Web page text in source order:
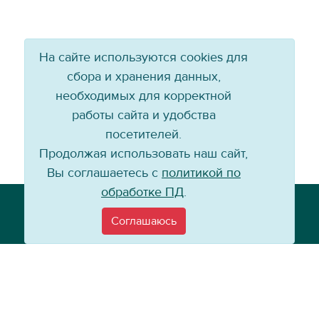
Email:info@baikal-energy.ru
На сайте используются cookies для
сбора и хранения данных,
необходимых для корректной
работы сайта и удобства
посетителей.
Продолжая использовать наш сайт,
Вы соглашаетесь с политикой по
обработке ПД.
Соглашаюсь